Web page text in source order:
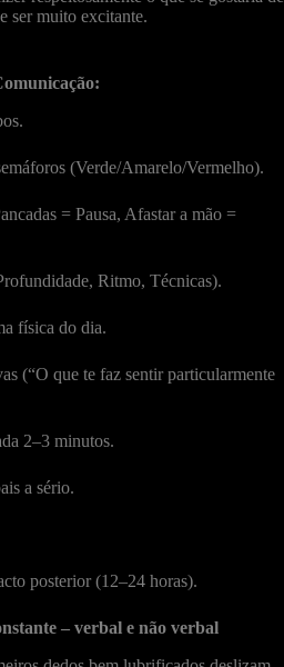
ser muito excitante.
(Verde/Amarelo/Vermelho).
= Pausa, Afastar a mão =
Ritmo, Técnicas).
física do dia.
(“O que te faz sentir particularmente
2–3 minutos.
a sério.
posterior (12–24 horas).
– verbal e não verbal